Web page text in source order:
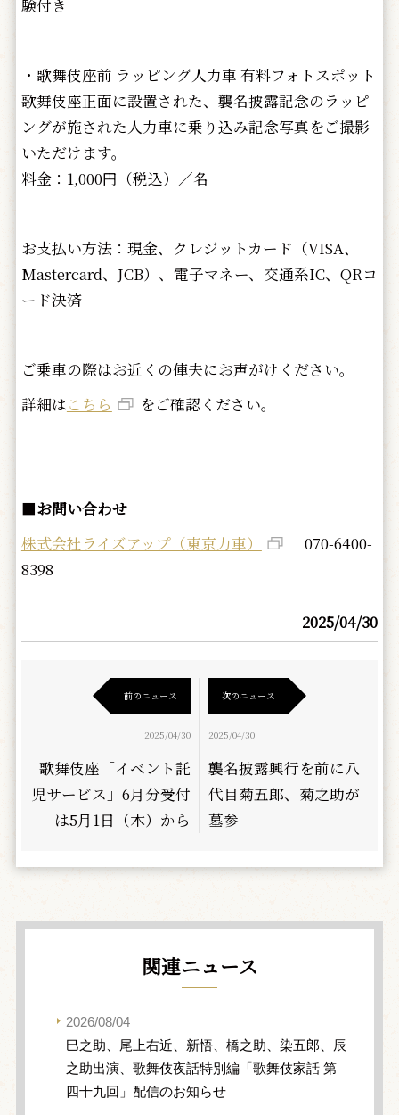
験付き
・歌舞伎座前 ラッピング人力車 有料フォトスポット
歌舞伎座正面に設置された、襲名披露記念のラッピ
ングが施された人力車に乗り込み記念写真をご撮影
いただけます。
料金：1,000円（税込）／名
お支払い方法：現金、クレジットカード（VISA、
Mastercard、JCB）、電子マネー、交通系IC、QRコ
ード決済
ご乗車の際はお近くの俥夫にお声がけください。
詳細はこちら をご確認ください。
■お問い合わせ
株式会社ライズアップ（東京力車）
070-6400-
8398
2025/04/30
前のニュース
2025/04/30
歌舞伎座「イベント託
児サービス」6月分受付
は5月1日（木）から
次のニュース
2025/04/30
襲名披露興行を前に八
代目菊五郎、菊之助が
墓参
関連ニュース
2026/08/04
巳之助、尾上右近、新悟、橋之助、染五郎、辰
之助出演、歌舞伎夜話特別編「歌舞伎家話 第
四十九回」配信のお知らせ